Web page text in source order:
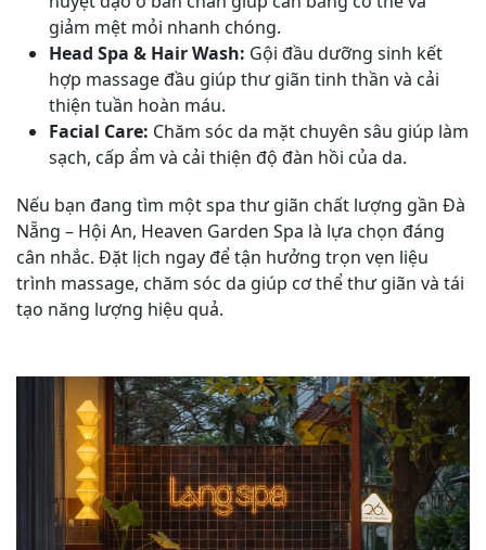
giảm mệt mỏi nhanh chóng.
Head Spa & Hair Wash: Gội đầu dưỡng sinh kết
hợp massage đầu giúp thư giãn tinh thần và cải
thiện tuần hoàn máu.
Facial Care: Chăm sóc da mặt chuyên sâu giúp làm
sạch, cấp ẩm và cải thiện độ đàn hồi của da.
Nếu bạn đang tìm một spa thư giãn chất lượng gần Đà
Nẵng – Hội An, Heaven Garden Spa là lựa chọn đáng
cân nhắc. Đặt lịch ngay để tận hưởng trọn vẹn liệu
trình massage, chăm sóc da giúp cơ thể thư giãn và tái
tạo năng lượng hiệu quả.